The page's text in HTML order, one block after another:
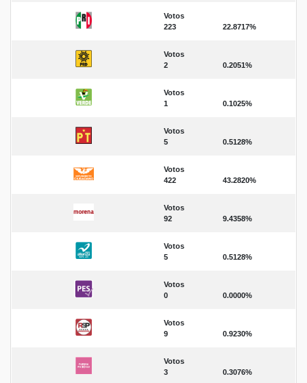
Votos
223
22.8717%
Votos
2
0.2051%
Votos
1
0.1025%
Votos
5
0.5128%
Votos
422
43.2820%
Votos
92
9.4358%
Votos
5
0.5128%
Votos
0
0.0000%
Votos
9
0.9230%
Votos
3
0.3076%